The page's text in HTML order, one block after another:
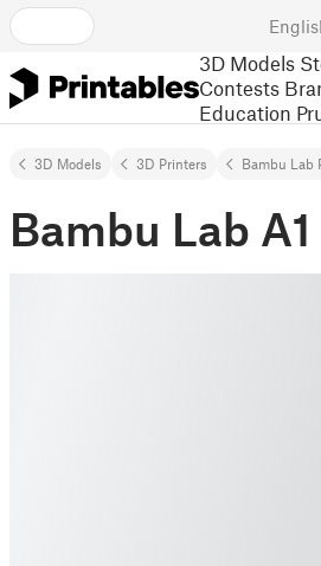
3D Models
Contests
Education
3D Models 3D Printers Bambu Lab
Bambu Lab